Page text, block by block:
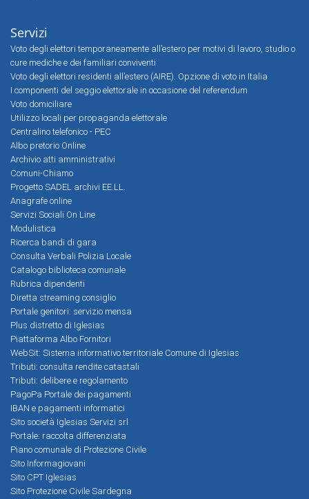
Servizi
Voto degli elettori temporaneamente all’estero per motivi di lavoro, studio o
cure mediche e dei familiari conviventi
Voto degli elettori residenti all’estero (AIRE). Opzione di voto in Italia
I componenti del seggio elettorale in occasione del referendum
Voto domiciliare
Utilizzo locali per propaganda elettorale
Centralino telefonico - PEC
Albo pretorio Online
Archivio atti amministrativi
Comuni-Chiamo
Progetto SADEL archivi EE.LL.
Anagrafe online
Servizi Sociali On Line
Modulistica
Ricerca bandi di gara
Consulta Verbali Polizia Locale
Catalogo biblioteca comunale
Rubrica dipendenti
Diretta streaming consiglio
Portale genitori: servizio mensa
Plus distretto di Iglesias
Piattaforma Albo Fornitori
WebSit: Sistema informativo territoriale Comune di Iglesias
Tributi: consulta rendite catastali
Tributi: delibere e regolamento
PagoPa Portale dei pagamenti
IBAN e pagamenti informatici
Sito società Iglesias Servizi srl
Portale: raccolta differenziata
Piano comunale di Protezione Civile
Sito Informagiovani
Sito CPT Iglesias
Sito Protezione Civile Sardegna